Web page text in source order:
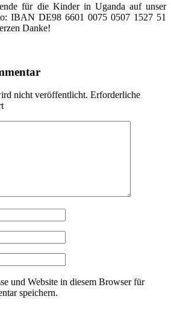
für die Kinder in Uganda auf unser
IBAN DE98 6601 0075 0507 1527 51
Danke!
nicht veröffentlicht. Erforderliche
und Website in diesem Browser für
speichern.